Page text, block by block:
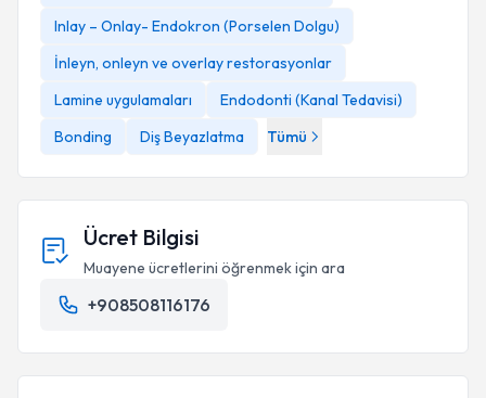
Inlay – Onlay- Endokron (Porselen Dolgu)
İnleyn, onleyn ve overlay restorasyonlar
Lamine uygulamaları
Endodonti (Kanal Tedavisi)
Bonding
Diş Beyazlatma Tümü
Ücret Bilgisi
Muayene ücretlerini öğrenmek için ara
+908508116176